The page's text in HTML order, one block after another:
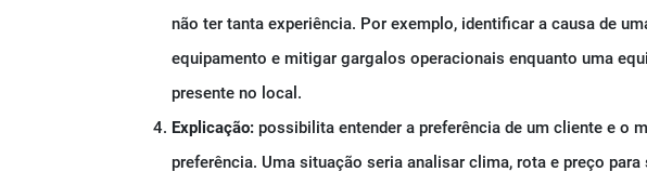
não ter tanta experiência. Por exemplo, identificar a causa de
equipamento e mitigar gargalos operacionais enquanto uma
presente no local.
Explicação: possibilita entender a preferência de um cliente e o
preferência. Uma situação seria analisar clima, rota e preço para